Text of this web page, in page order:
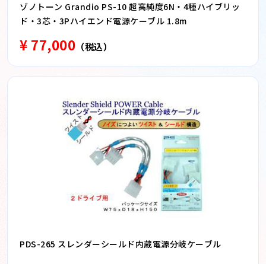
ゾノトーン Grandio PS-10 超高純度6N・4種ハイブリッ
ド・3芯・3Pハイエンド電源ケーブル 1.8m
¥ 77,000 （税込）
PDS-265 スレンダーシールド内蔵電源分岐ケーブル